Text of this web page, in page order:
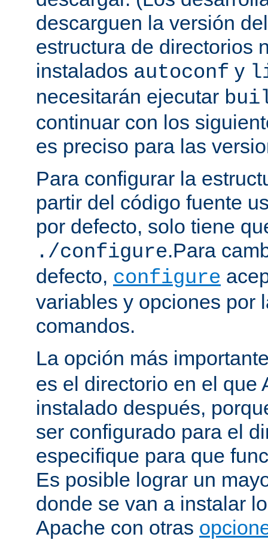
descarguen la versión
estructura de directorios
instalados autoconf y
necesitarán ejecutar
continuar con los
es preciso para las
Para configurar la
partir del código fuente
por defecto, solo tiene
./configure.Para
defecto, configure
variables y opciones por
comandos.
La opción más
es el directorio en el que
instalado después,
ser configurado para el
especifique para que
Es posible lograr un
donde se van a instalar
Apache con otras